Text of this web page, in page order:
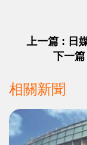
上一篇 : 日
下一
相關新聞